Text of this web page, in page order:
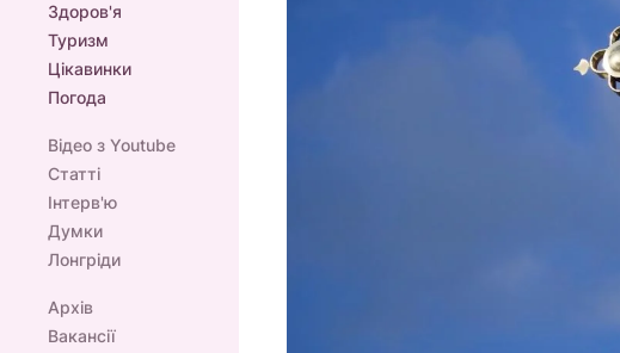
Здоров'я
Туризм
Цікавинки
Погода
Відео з Youtube
Статті
Інтерв'ю
Думки
Лонгріди
Архів
Вакансії